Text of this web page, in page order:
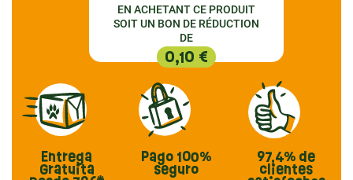
EN ACHETANT CE PRODUIT
SOIT UN BON DE RÉDUCTION
DE
0,10 €
Entrega
Gratuita
Pago 100%
seguro
97,4% de
clientes